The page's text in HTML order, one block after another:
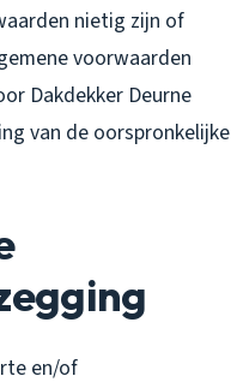
nietig zijn of
voorwaarden
Dakdekker Deurne
van de oorspronkelijke
en/of